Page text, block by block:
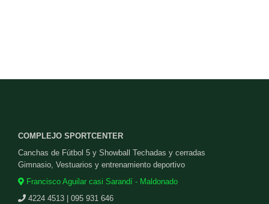
COMPLEJO SPORTCENTER
Canchas de Fútbol 5 y Showball Techadas y cerradas
Gimnasio, Vestuarios y entrenamiento deportivo
Francisco Aguilar casi Sarandí - Maldonado
4224 4513 | 095 931 646